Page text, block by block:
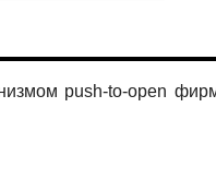
push-to-open